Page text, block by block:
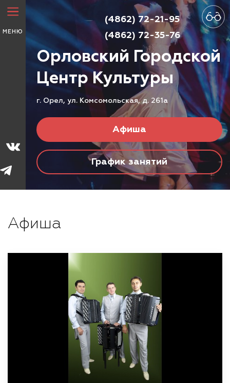
МЕНЮ
Орловский Городской
ЦентрКультуры
г. Орел, ул. Комсомольская, д. 261а
Афиша
График занятий
(4862) 72-21-95
(4862) 72-35-76
Афиша